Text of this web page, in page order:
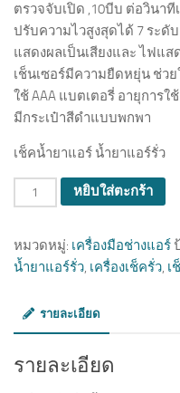
ตรวจจับเปิด ,10บีบ ต่อวินา
ปรับความไวสูงสุดได้ 7 ระดับ
แสดงผลเป็นเสียงและ ไฟแ
เช็นเซอร์มีความยืดหยุ่น ช่ว
ใช้ AAA แบตเตอรี่ อายุการ
มีกระเป๋าสีดำแบบพกพา
เช็คน้ำยาแอร์ น้ำยาแอร์รั่ว
จำนวน หยิบใส่ตะกร้า
หมวดหมู่: เครื่องมือช่างแอร์
น้ำยาแอร์รั่ว, เครื่องเช็ครั่ว, เ
รายละเอียด
รายละเอียด